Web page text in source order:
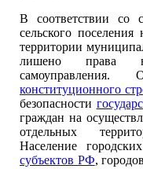
В соответствии со
сельского
территории
лишено права
конституционного
безопасности
граждан на
отдельных
Население
субъектов РФ,